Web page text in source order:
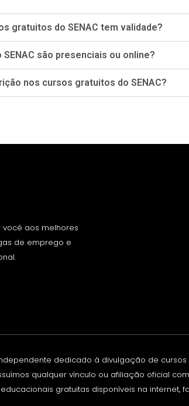
gratuitos do SENAC tem validade?
são presenciais ou online?
nos cursos gratuitos do SENAC?
aos melhores
de emprego e
dedicado à divulgação de
qualquer vínculo ou afiliação oficial
gratuitas disponíveis na internet,